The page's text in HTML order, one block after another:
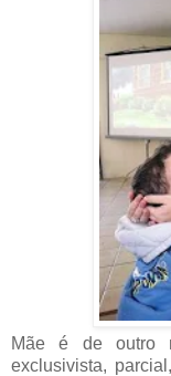
Mãe é de outro
exclusivista,